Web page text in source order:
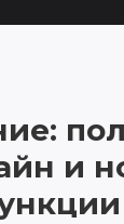
и